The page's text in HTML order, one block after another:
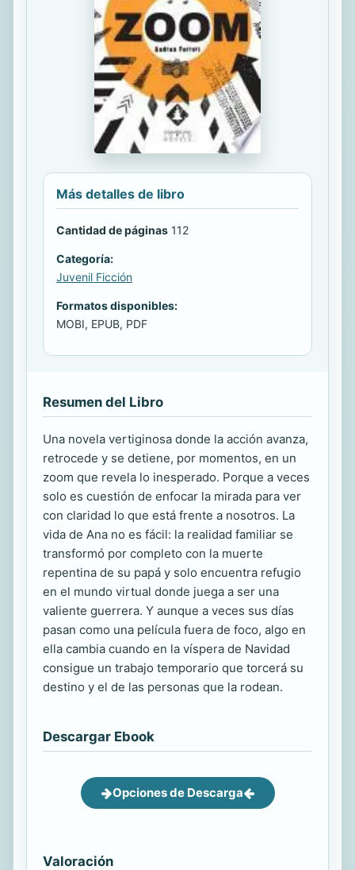
Más detalles de libro
Cantidad de páginas 112
Categoría:
Juvenil Ficción
Formatos disponibles:
MOBI, EPUB, PDF
Resumen del Libro
Una novela vertiginosa donde la acción avanza,
retrocede y se detiene, por momentos, en un
zoom que revela lo inesperado. Porque a veces
solo es cuestión de enfocar la mirada para ver
con claridad lo que está frente a nosotros. La
vida de Ana no es fácil: la realidad familiar se
transformó por completo con la muerte
repentina de su papá y solo encuentra refugio
en el mundo virtual donde juega a ser una
valiente guerrera. Y aunque a veces sus días
pasan como una película fuera de foco, algo en
ella cambia cuando en la víspera de Navidad
consigue un trabajo temporario que torcerá su
destino y el de las personas que la rodean.
Descargar Ebook
Opciones de Descarga
Valoración